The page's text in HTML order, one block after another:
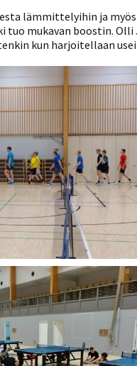
lämmittelyihin ja
tuo mukavan boostin.
kun harjoitellaan